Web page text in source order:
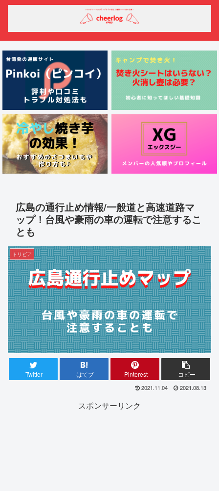
広島の通行止め情報/一般道と高速道路マ
ップ！台風や豪雨の車の運転で注意するこ
とも
トリビア
Twitter はてブ Pinterest コピー
2021.11.04 2021.08.13
スポンサーリンク